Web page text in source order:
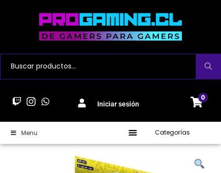
Buscar
Iniciar sesión
0
Menu Categorías